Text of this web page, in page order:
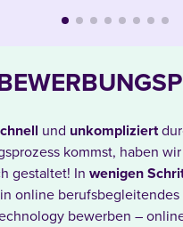
und unkompliziert
kommst, haben
gestaltet! In wenigen
online berufsbegleitendes
bewerben –